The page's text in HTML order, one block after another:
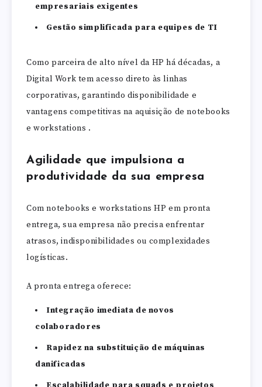
empresariais exigentes
Gestão simplificada para equipes de TI
Como parceira de alto nível da HP há décadas, a
Digital Work tem acesso direto às linhas
corporativas, garantindo disponibilidade e
vantagens competitivas na aquisição de notebooks
e workstations .
Agilidade que impulsiona a
produtividade da sua empresa
Com notebooks e workstations HP em pronta
entrega, sua empresa não precisa enfrentar
atrasos, indisponibilidades ou complexidades
logísticas.
A pronta entrega oferece:
Integração imediata de novos
colaboradores
Rapidez na substituição de máquinas
danificadas